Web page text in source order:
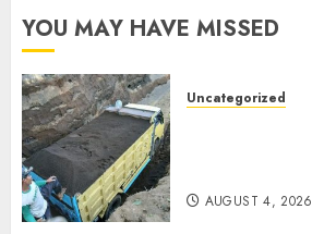
YOU MAY HAVE MISSED
Uncategorized
AUGUST 4, 2026